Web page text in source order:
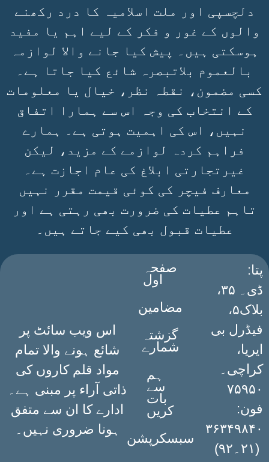
دلچسپی اور ملت اسلامیہ کا درد رکھنے
والوں کے غور و فکر کے لیے اہم یا مفید
ہوسکتی ہیں۔ پیش کیا جانے والا لوازمہ
بالعموم بلاتبصرہ شائع کیا جاتا ہے۔
کسی مضمون، نقطہ نظر، خیال یا معلومات
کے انتخاب کی وجہ اس سے ہمارا اتفاق
نہیں، اس کی اہمیت ہوتی ہے۔ ہمارے
فراہم کردہ لوازمے کے مزید، لیکن
غیرتجارتی ابلاغ کی عام اجازت ہے۔
معارف فیچر کی کوئی قیمت مقرر نہیں
تاہم عطیات کی ضرورت بھی رہتی ہے اور
عطیات قبول بھی کیے جاتے ہیں۔
:پتا
ڈی۔ ۳۵،
بلاک۵،
فیڈرل بی
ایریا،
کراچی۔
۷۵۹۵۰
فون:
(۲۱۔۹۲)
صفحہ
اول
مضامین
گزشتہ
شمارے
ہم
سے
بات
کریں
سبسکرپشن
اس ویب سائٹ پر
شائع ہونے والا تمام
مواد قلم کاروں کی
ذاتی آراء پر مبنی ہے۔
ادارے کا ان سے متفق
ہونا ضروری نہیں۔